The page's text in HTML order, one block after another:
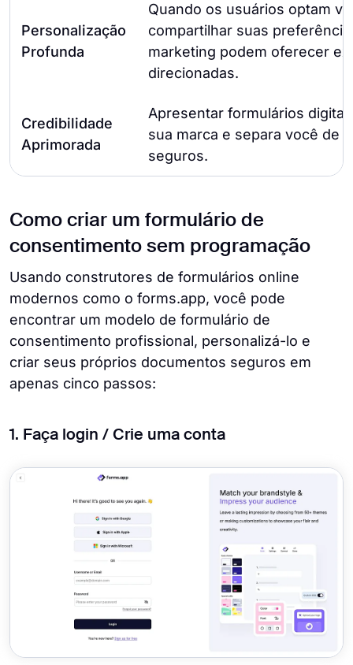
Personalização
Profunda
Quando os usuários optam
compartilhar suas
marketing podem oferecer
direcionadas.
Credibilidade
Aprimorada
Apresentar formulários
sua marca e separa você de
seguros.
Como criar um formulário de
consentimento sem programação
Usando construtores de formulários online
modernos como o forms.app, você pode
encontrar um modelo de formulário de
consentimento profissional, personalizá-lo e
criar seus próprios documentos seguros em
apenas cinco passos:
1. Faça login / Crie uma conta